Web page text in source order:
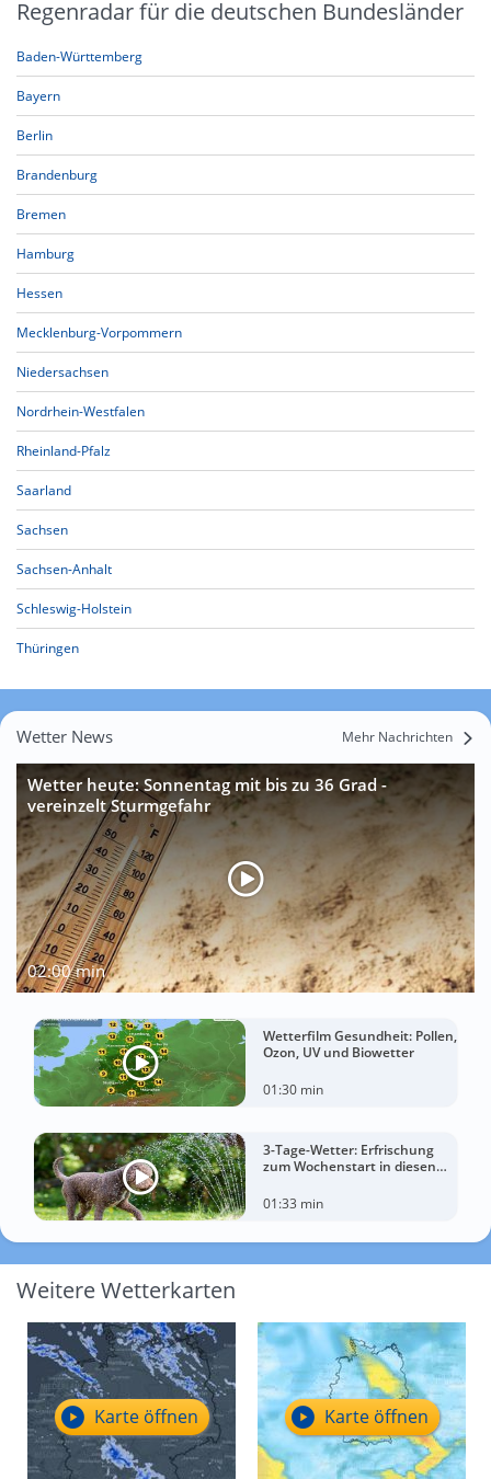
Regenradar für die deutschen Bundesländer
Baden-Württemberg
Bayern
Berlin
Brandenburg
Bremen
Hamburg
Hessen
Mecklenburg-Vorpommern
Niedersachsen
Nordrhein-Westfalen
Rheinland-Pfalz
Saarland
Sachsen
Sachsen-Anhalt
Schleswig-Holstein
Thüringen
Wetter News Mehr Nachrichten
Wetter heute: Sonnentag mit bis zu 36 Grad -
vereinzelt Sturmgefahr
02:00 min
Wetterfilm Gesundheit: Pollen,
Ozon, UV und Biowetter
01:30 min
3-Tage-Wetter: Erfrischung
zum Wochenstart in diesen
01:33 min
Weitere Wetterkarten
Karte öffnen Karte öffnen